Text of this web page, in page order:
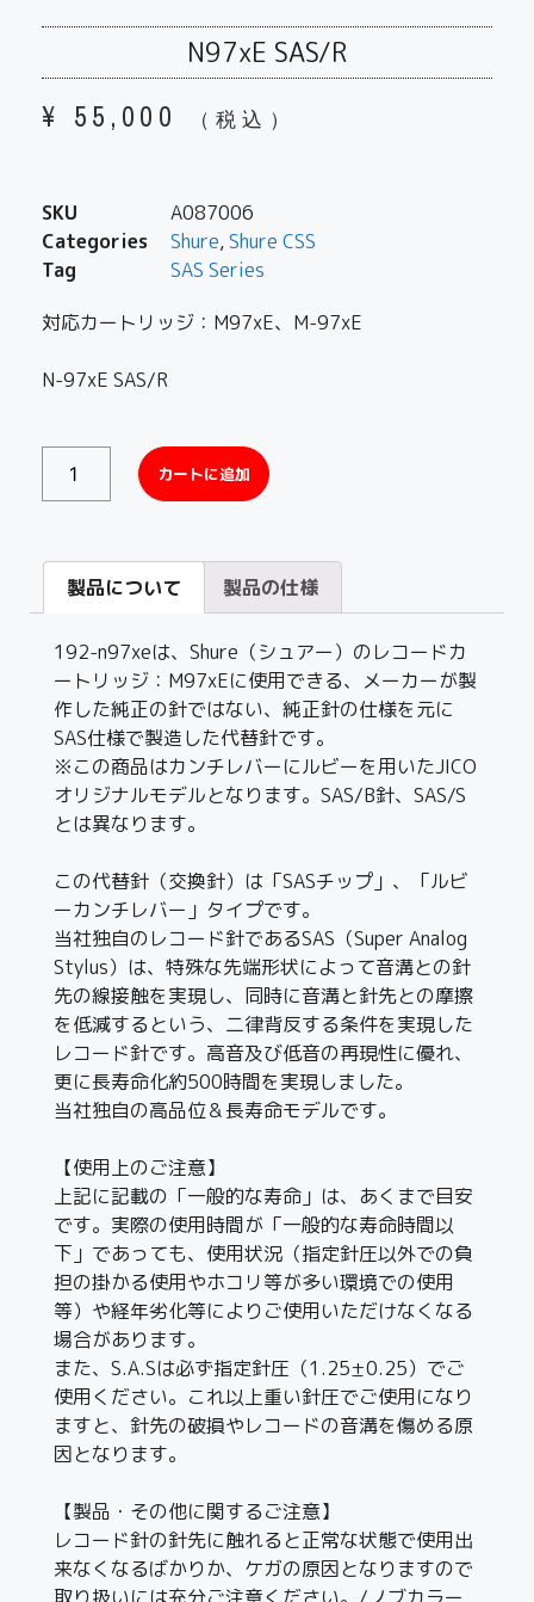
N97xE SAS/R
¥ 55,000 （税込）
SKU
A087006
Categories
Shure,Shure CSS
Tag
SAS Series
対応カートリッジ：M97xE、M-97xE
N-97xE SAS/R
カートに追加
製品について 製品の仕様
192-n97xeは、Shure（シュアー）のレコードカ
ートリッジ：M97xEに使用できる、メーカーが製
作した純正の針ではない、純正針の仕様を元に
SAS仕様で製造した代替針です。
※この商品はカンチレバーにルビーを用いたJICO
オリジナルモデルとなります。SAS/B針、SAS/S
とは異なります。
この代替針（交換針）は「SASチップ」、「ルビ
ーカンチレバー」タイプです。
当社独自のレコード針であるSAS（Super Analog
Stylus）は、特殊な先端形状によって音溝との針
先の線接触を実現し、同時に音溝と針先との摩擦
を低減するという、二律背反する条件を実現した
レコード針です。高音及び低音の再現性に優れ、
更に長寿命化約500時間を実現しました。
当社独自の高品位＆長寿命モデルです。
【使用上のご注意】
上記に記載の「一般的な寿命」は、あくまで目安
です。実際の使用時間が「一般的な寿命時間以
下」であっても、使用状況（指定針圧以外での負
担の掛かる使用やホコリ等が多い環境での使用
等）や経年劣化等によりご使用いただけなくなる
場合があります。
また、S.A.Sは必ず指定針圧（1.25±0.25）でご
使用ください。これ以上重い針圧でご使用になり
ますと、針先の破損やレコードの音溝を傷める原
因となります。
【製品・その他に関するご注意】
レコード針の針先に触れると正常な状態で使用出
来なくなるばかりか、ケガの原因となりますので